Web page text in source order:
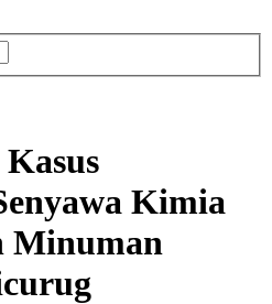
Kimia
Minuman